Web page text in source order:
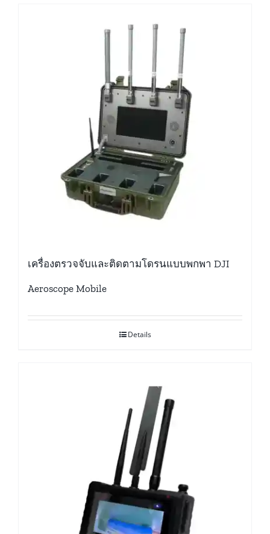
เครื่องตรวจจับและติดตามโดรนแบบพกพา DJI
Aeroscope Mobile
Details